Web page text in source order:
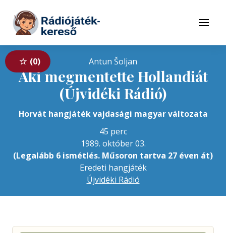
Tovább a tartalomhoz
Menü
0 Antun Šoljan
Aki megmentette Hollandiát
(Újvidéki Rádió)
Horvát hangjáték vajdasági magyar változata
45 perc
1989. október 03.
(Legalább 6 ismétlés. Műsoron tartva 27 éven át)
Eredeti hangjáték
Újvidéki Rádió